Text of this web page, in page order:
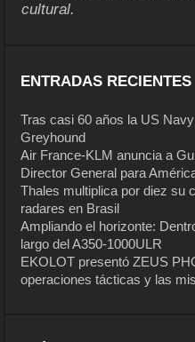
cultural.
ENTRADAS RECIENTES
Tras casi 60 años la US
Greyhound
Air France-KLM anuncia a
Director General para
Thales multiplica por diez su
radares en Brasil
Ampliando el horizonte:
largo del A350-1000ULR
EKOLOT presentó ZEUS
operaciones tácticas y las